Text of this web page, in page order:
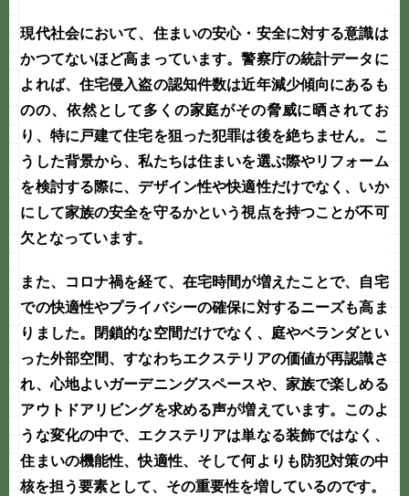
現代社会において、住まいの安心・安全に対する意識は
かつてないほど高まっています。警察庁の統計データに
よれば、住宅侵入盗の認知件数は近年減少傾向にあるも
のの、依然として多くの家庭がその脅威に晒されてお
り、特に戸建て住宅を狙った犯罪は後を絶ちません。こ
うした背景から、私たちは住まいを選ぶ際やリフォーム
を検討する際に、デザイン性や快適性だけでなく、いか
にして家族の安全を守るかという視点を持つことが不可
欠となっています。
また、コロナ禍を経て、在宅時間が増えたことで、自宅
での快適性やプライバシーの確保に対するニーズも高ま
りました。閉鎖的な空間だけでなく、庭やベランダとい
った外部空間、すなわちエクステリアの価値が再認識さ
れ、心地よいガーデニングスペースや、家族で楽しめる
アウトドアリビングを求める声が増えています。このよ
うな変化の中で、 エクステリアは単なる装飾ではなく、
住まいの機能性、快適性、そして何よりも防犯対策の中
核を担う要素として、その重要性を増しているのです。